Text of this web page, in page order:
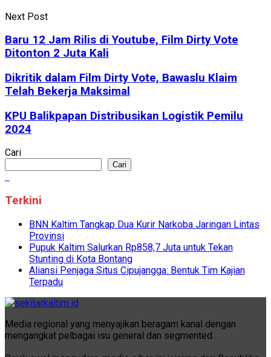
Next Post
Baru 12 Jam Rilis di Youtube, Film Dirty Vote
Ditonton 2 Juta Kali
Dikritik dalam Film Dirty Vote, Bawaslu Klaim
Telah Bekerja Maksimal
KPU Balikpapan Distribusikan Logistik Pemilu
2024
Cari
Cari
Terkini
BNN Kaltim Tangkap Dua Kurir Narkoba Jaringan Lintas
Provinsi
Pupuk Kaltim Salurkan Rp858,7 Juta untuk Tekan
Stunting di Kota Bontang
Aliansi Penjaga Situs Cipujangga: Bentuk Tim Kajian
Terpadu
Media regional yang menyajikan beragam kanal dengan
mengangkat pelbagai isu general dan segmented.